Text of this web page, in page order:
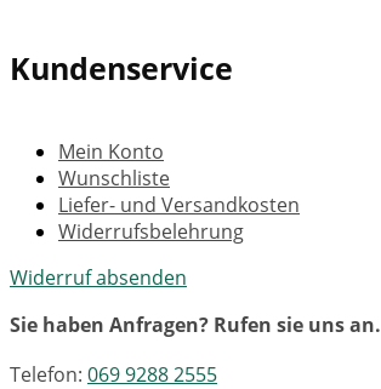
Kundenservice
Mein Konto
Wunschliste
Liefer- und Versandkosten
Widerrufsbelehrung
Widerruf absenden
Sie haben Anfragen? Rufen sie uns an.
Telefon: 069 9288 2555